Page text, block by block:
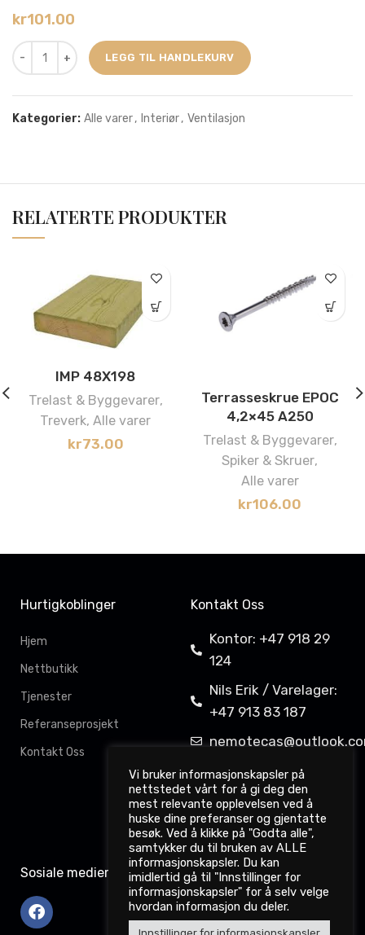
kr101.00
LEGG TIL HANDLEKURV
Kategorier: Alle varer, Interiør, Ventilasjon
RELATERTE PRODUKTER
IMP 48X198
Trelast & Byggevarer,
Treverk, Alle varer
kr73.00
Terrasseskrue EPOC
4,2×45 A250
Trelast & Byggevarer,
Spiker & Skruer,
Alle varer
kr106.00
Hurtigkoblinger
Hjem
Nettbutikk
Tjenester
Referanseprosjekt
Kontakt Oss
Kontakt Oss
Kontor: +47 918 29
124
Nils Erik / Varelager:
+47 913 83 187
Davit Gahkkorluodda
11,
9522 Kautokeino
Sosiale medier
Vi bruker informasjonskapsler på
nettstedet vårt for å gi deg den
mest relevante opplevelsen ved å
huske dine preferanser og gjentatte
besøk. Ved å klikke på "Godta alle",
samtykker du til bruken av ALLE
informasjonskapsler. Du kan
imidlertid gå til "Innstillinger for
informasjonskapsler" for å selv velge
hvordan informasjon du deler.